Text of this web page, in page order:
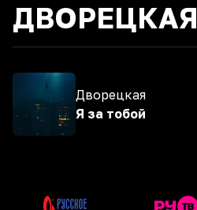
ДВОРЕЦКАЯ
Дворецкая
Я за тобой